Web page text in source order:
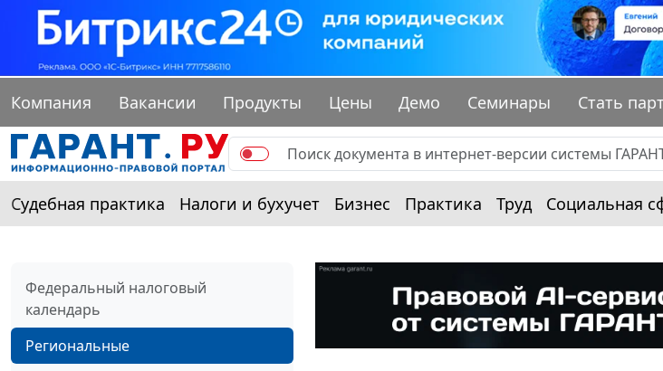
Компания Вакансии Продукты Цены Демо Семинары Стать
Судебная практика Налоги и бухучет Бизнес Практика Труд Социальная
Федеральный налоговый
календарь
Региональные